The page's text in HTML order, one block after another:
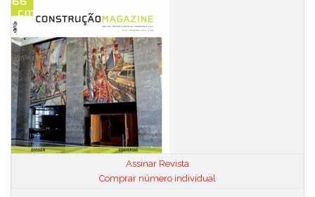
Assinar Revista
Comprar número individual